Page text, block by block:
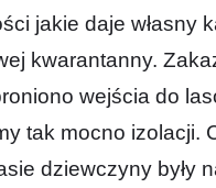
jakie daje własny
kwarantanny.
wejścia do
tak mocno izolacji.
dziewczyny były